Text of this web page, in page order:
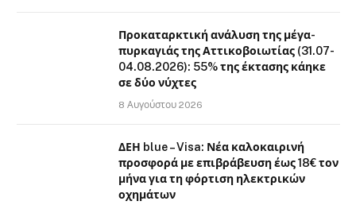
Προκαταρκτική ανάλυση της μέγα-
πυρκαγιάς της Αττικοβοιωτίας (31.07-
04.08.2026): 55% της έκτασης κάηκε
σε δύο νύχτες
8 Αυγούστου 2026
ΔΕΗ blue – Visa: Νέα καλοκαιρινή
προσφορά με επιβράβευση έως 18€ τον
μήνα για τη φόρτιση ηλεκτρικών
οχημάτων